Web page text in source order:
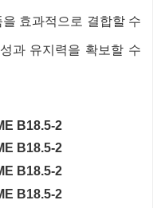
효과적으로 결합할 수
과 유지력을 확보할 수